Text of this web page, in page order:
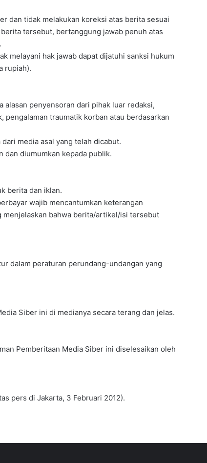
dan tidak melakukan koreksi atas berita sesuai
tersebut, bertanggung jawab penuh atas
melayani hak jawab dapat dijatuhi sanksi hukum
rupiah).
alasan penyensoran dari pihak luar redaksi,
pengalaman traumatik korban atau berdasarkan
media asal yang telah dicabut.
dan diumumkan kepada publik.
berita dan iklan.
wajib mencantumkan keterangan
menjelaskan bahwa berita/artikel/isi tersebut
dalam peraturan perundang-undangan yang
Siber ini di medianya secara terang dan jelas.
Pemberitaan Media Siber ini diselesaikan oleh
pers di Jakarta, 3 Februari 2012).